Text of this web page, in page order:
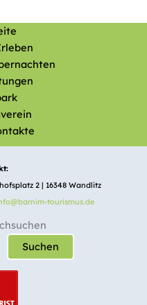
2 | 16348 Wandlitz
tourismus.de
Suchen